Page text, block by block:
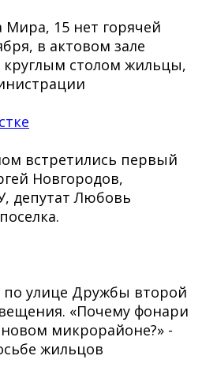
15 нет горячей
в актовом зале
круглым столом жильцы,
встретились первый
Новгородов,
депутат Любовь
по улице Дружбы второй
«Почему фонари
новом микрорайоне?» -
жильцов